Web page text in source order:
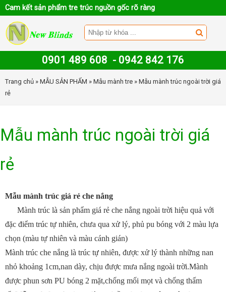
Cam kết sản phẩm tre trúc nguồn gốc rõ ràng
0901 489 608 - 0942 842 176
Trang chủ » MẪU SẢN PHẨM » Mẫu mành tre » Mẫu mành trúc ngoài trời giá
rẻ
Mẫu mành trúc ngoài trời giá
rẻ
Mẫu mành trúc giá rẻ che nắng
Mành trúc là sản phẩm giá rẻ che nắng ngoài trời hiệu quả với
đặc điểm trúc tự nhiên, chưa qua xử lý, phủ pu bóng với 2 màu lựa
chọn (màu tự nhiên và màu cánh gián)
Mành trúc che nắng là trúc tự nhiên, được xử lý thành những nan
nhỏ khoảng 1cm,nan dày, chịu được mưa nắng ngoài trời.Mành
được phun sơn PU bóng 2 mặt,chống mối mọt và chống thấm